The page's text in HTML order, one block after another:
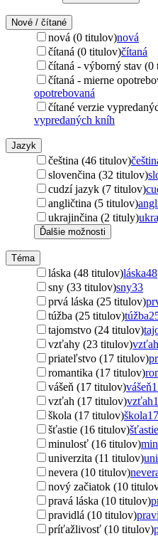
Nové / čítané
nová (0 titulov)nová
čítaná (0 titulov)čítaná
čítaná - výborný stav (0
čítaná - mierne
opotrebovaná
čítané verzie
vypredaných kníh
Jazyk
čeština (46 titulov)
slovenčina (32 titulov)
cudzí jazyk (7 titulov)
angličtina (5 titulov)
ukrajinčina (2 tituly)
Ďalšie možnosti
Téma
láska (48 titulov)láska48
sny (33 titulov)sny33
prvá láska (25 titulov)
túžba (25 titulov)túžba
tajomstvo (24 titulov)
vzťahy (23 titulov)
priateľstvo (17 titulov)
romantika (17 titulov)
vášeň (17 titulov)vášeň
vzťah (17 titulov)vzťah
škola (17 titulov)škola17
šťastie (16 titulov)šťastie
minulosť (16 titulov)
univerzita (11 titulov)
nevera (10 titulov)
nový začiatok (10
pravá láska (10 titulov)
pravidlá (10 titulov)
príťažlivosť (10 titulov)